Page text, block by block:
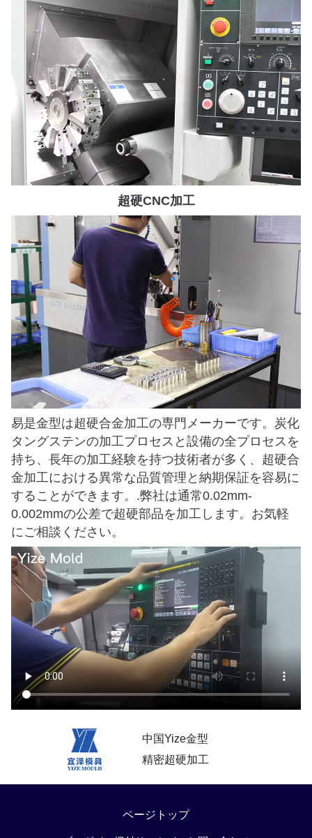
超硬CNC加工
易是金型は超硬合金加工の専門メーカーです。炭化
タングステンの加工プロセスと設備の全プロセスを
持ち、長年の加工経験を持つ技術者が多く、超硬合
金加工における異常な品質管理と納期保証を容易に
することができます。.弊社は通常0.02mm-
0.002mmの公差で超硬部品を加工します。お気軽
にご相談ください。
中国Yize金型
精密超硬加工
ページトップ